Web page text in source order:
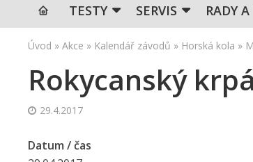
TESTY SERVIS RADY
Úvod » Akce » Kalendář závodů » Horská kola »
Rokycanský
29.4.2017
Datum / čas